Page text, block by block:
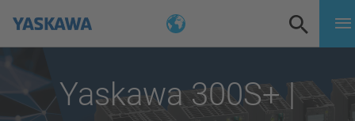
Yaskawa 300S+ |